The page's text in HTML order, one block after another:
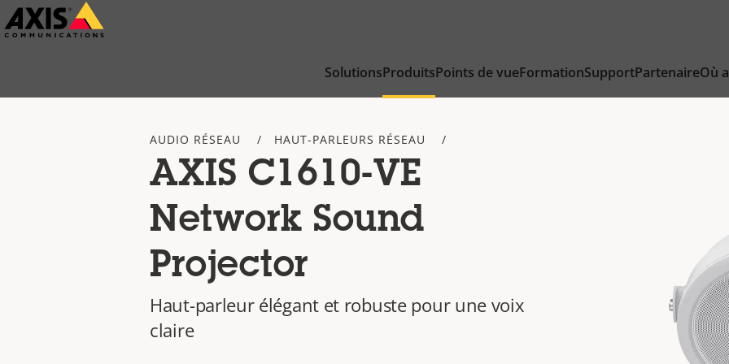
Passer
au
SolutionsProduitsPoints de vueFormationSupportPartenaireOù
AUDIO RÉSEAU HAUT-PARLEURS RÉSEAU
AXIS C1610-VE
Network Sound
Projector
Haut-parleur élégant et robuste pour une voix
claire